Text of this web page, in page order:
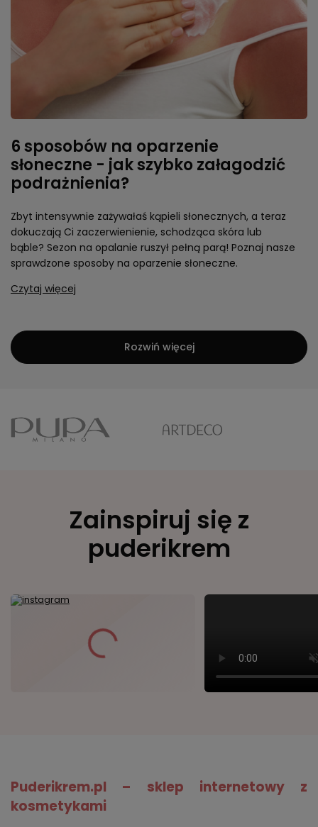
6 sposobów na oparzenie
słoneczne - jak szybko załagodzić
podrażnienia?
Zbyt intensywnie zażywałaś kąpieli słonecznych, a teraz
dokuczają Ci zaczerwienienie, schodząca skóra lub
bąble? Sezon na opalanie ruszył pełną parą! Poznaj nasze
sprawdzone sposoby na oparzenie słoneczne.
Czytaj więcej
Rozwiń więcej
Zainspiruj się z
puderikrem
Puderikrem.pl – sklep internetowy z
kosmetykami